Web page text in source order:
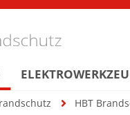
HBT